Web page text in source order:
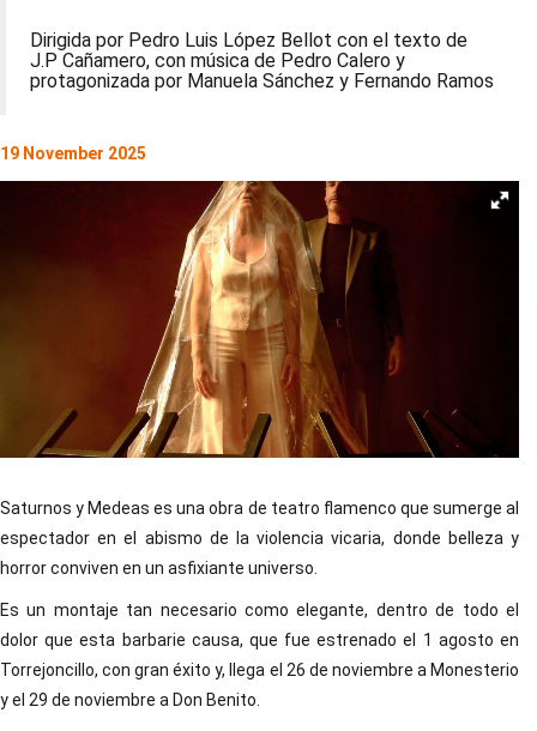
Dirigida por Pedro Luis López Bellot con el texto de
J.P Cañamero, con música de Pedro Calero y
protagonizada por Manuela Sánchez y Fernando Ramos
19 November 2025
Saturnos y Medeas es una obra de teatro flamenco que sumerge al
espectador en el abismo de la violencia vicaria, donde belleza y
horror conviven en un asfixiante universo.
Es un montaje tan necesario como elegante, dentro de todo el
dolor que esta barbarie causa, que fue estrenado el 1 agosto en
Torrejoncillo, con gran éxito y, llega el 26 de noviembre a Monesterio
y el 29 de noviembre a Don Benito.